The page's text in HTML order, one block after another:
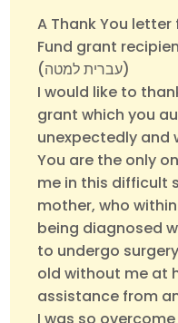
A Thank You
Fund grant
(עברית למטה)
I would like to
grant which you
unexpectedly and
You are the only
me in this difficult
mother, who
being diagnosed
to undergo
old without me at
assistance from